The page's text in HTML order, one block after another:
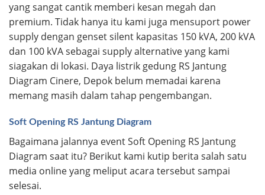
yang sangat cantik memberi kesan megah dan
premium. Tidak hanya itu kami juga mensuport power
supply dengan genset silent kapasitas 150 kVA, 200 kVA
dan 100 kVA sebagai supply alternative yang kami
siagakan di lokasi. Daya listrik gedung RS Jantung
Diagram Cinere, Depok belum memadai karena
memang masih dalam tahap pengembangan.
Soft Opening RS Jantung Diagram
Bagaimana jalannya event Soft Opening RS Jantung
Diagram saat itu? Berikut kami kutip berita salah satu
media online yang meliput acara tersebut sampai
selesai.